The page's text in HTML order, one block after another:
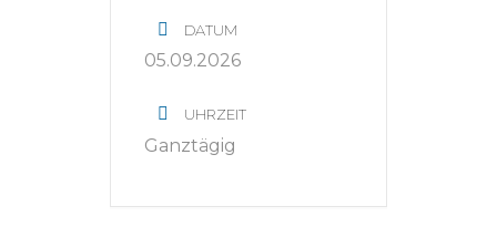
DATUM
05.09.2026
UHRZEIT
Ganztägig